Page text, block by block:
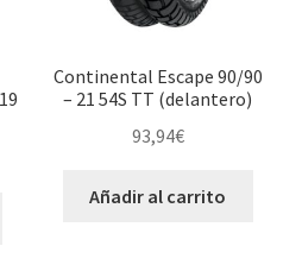
Continental Escape 90/90
– 21 54S TT (delantero)
93,94€
Añadir al carrito